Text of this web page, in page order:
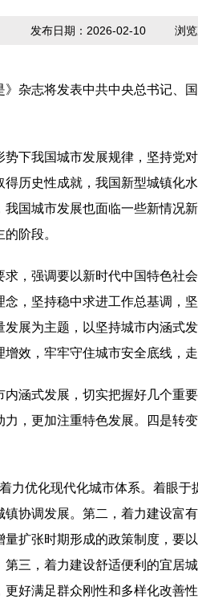
政策解读
发布日期：2026-02-10 浏览
》杂志将发表中共中央总书记、
下我国城市发展规律，坚持党
历史性成就，我国新型城镇化
国城市发展也面临一些新情况
阶段。
，强调要以新时代中国特色社
，坚持稳中求进工作总基调，
展为主题，以坚持城市内涵式
效，牢牢守住城市安全底线，
涵式发展，切实把握好几个重
，更加注重特色发展。四是转
力优化现代化城市体系。着眼
协调发展。第二，着力建设富
扩张时期形成的政策制度，要
三，着力建设舒适便利的宜居
好满足群众刚性和多样化改善